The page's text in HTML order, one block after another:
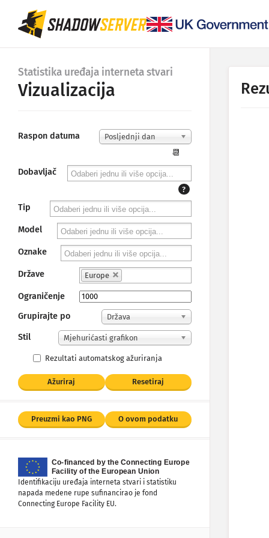
Statistika uređaja interneta stvari
Vizualizacija
Raspon datuma Posljednji dan
📆
Dobavljač
?
Tip
Model
Oznake
Države Europe
Ograničenje
Grupirajte po
Država
Stil Mjehurićasti grafikon
Rezultati automatskog ažuriranja
Ažuriraj Resetiraj
Preuzmi kao PNG O ovom podatku
Identifikaciju uređaja interneta stvari i statistiku
napada medene rupe sufinancirao je fond
Connecting Europe Facility EU.